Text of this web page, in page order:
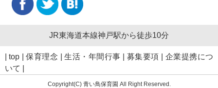
JR東海道本線神戸駅から徒歩10分
|top |保育理念 |生活・年間行事 募集要項
企業提携につ
いて
Copyright(C) 青い鳥保育園 All Right Reserved.